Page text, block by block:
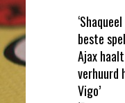
beste
Ajax
verhuurd
Vigo’